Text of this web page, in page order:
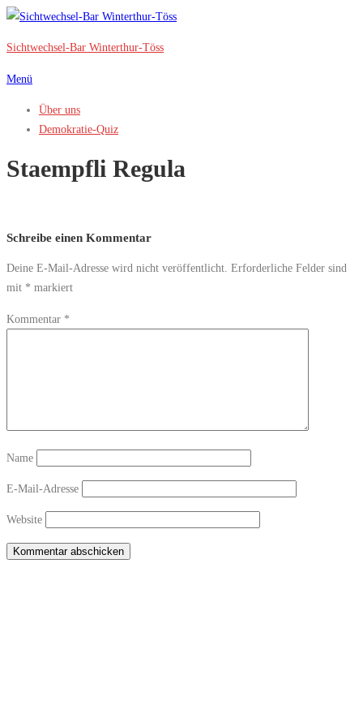
Zum
springen
Sichtwechsel-Bar Winterthur-Töss
Menü
Über uns
Demokratie-Quiz
Staempfli Regula
Schreibe einen Kommentar
Deine E-Mail-Adresse wird nicht veröffentlicht. Erforderliche Felder sind
mit * markiert
Kommentar *
Name
E-Mail-Adresse
Website